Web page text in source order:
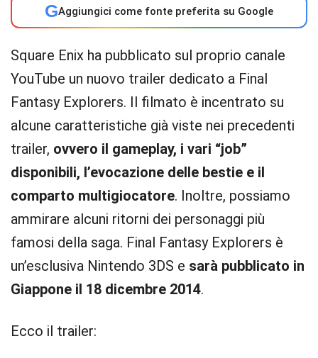
GAggiungici come fonte preferita su Google
Square Enix ha pubblicato sul proprio canale
YouTube un nuovo trailer dedicato a Final
Fantasy Explorers. Il filmato è incentrato su
alcune caratteristiche già viste nei precedenti
trailer, ovvero il gameplay, i vari “job”
disponibili, l’evocazione delle bestie e il
comparto multigiocatore. Inoltre, possiamo
ammirare alcuni ritorni dei personaggi più
famosi della saga. Final Fantasy Explorers è
un’esclusiva Nintendo 3DS e sarà pubblicato in
Giappone il 18 dicembre 2014.
Ecco il trailer: